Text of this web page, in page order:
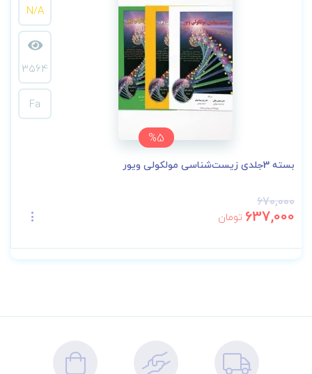
%5
N/A
3564
Fa
بسته 3‌جلدی زیست‌شناسی مولکولی ویور
670,000
637,000 تومان